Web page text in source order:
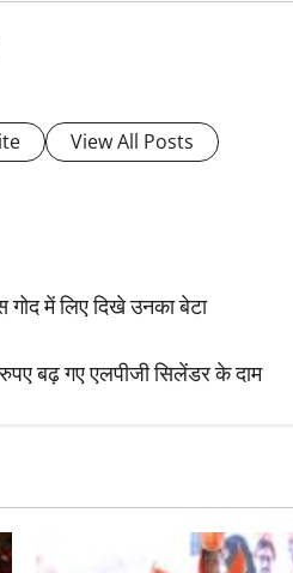
View All Posts
में लिए दिखे उनका बेटा
रुपए बढ़ गए एलपीजी सिलेंडर के दाम